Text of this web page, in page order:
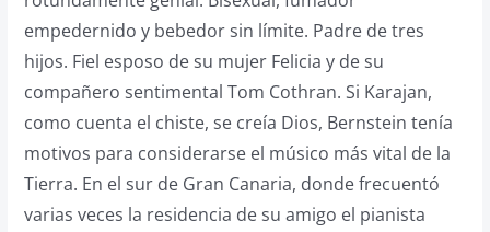
empedernido y bebedor sin límite. Padre de tres
hijos. Fiel esposo de su mujer Felicia y de su
compañero sentimental Tom Cothran. Si Karajan,
como cuenta el chiste, se creía Dios, Bernstein tenía
motivos para considerarse el músico más vital de la
Tierra. En el sur de Gran Canaria, donde frecuentó
varias veces la residencia de su amigo el pianista